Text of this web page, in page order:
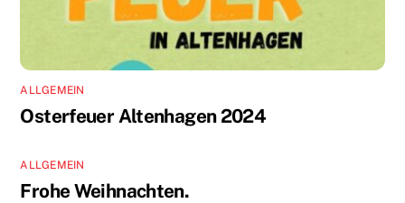
ALLGEMEIN
Osterfeuer Altenhagen 2024
ALLGEMEIN
Frohe Weihnachten.